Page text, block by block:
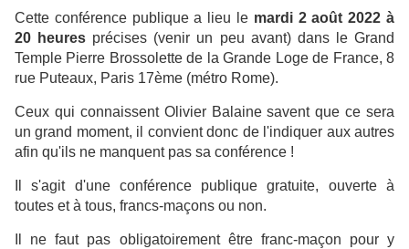
Cette conférence publique a lieu le mardi 2 août 2022 à
20 heures précises (venir un peu avant) dans le Grand
Temple Pierre Brossolette de la Grande Loge de France, 8
rue Puteaux, Paris 17ème (métro Rome).
Ceux qui connaissent Olivier Balaine savent que ce sera
un grand moment, il convient donc de l'indiquer aux autres
afin qu'ils ne manquent pas sa conférence !
Il s'agit d'une conférence publique gratuite, ouverte à
toutes et à tous, francs-maçons ou non.
Il ne faut pas obligatoirement être franc-maçon pour y